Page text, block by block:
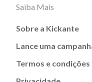
Saiba Mais
Sobre a Kickante
Lance uma
Termos e condições